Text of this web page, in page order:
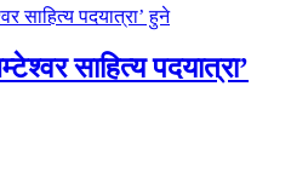
साहित्य पदयात्रा’